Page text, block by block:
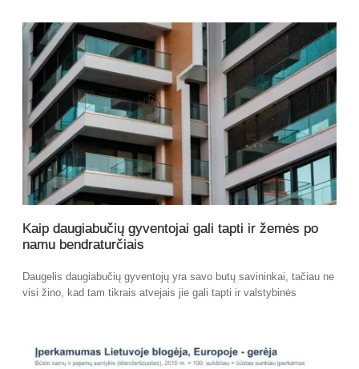
Kaip daugiabučių gyventojai gali tapti ir žemės po
namu bendraturčiais
Daugelis daugiabučių gyventojų yra savo butų savininkai, tačiau ne
visi žino, kad tam tikrais atvejais jie gali tapti ir valstybinės